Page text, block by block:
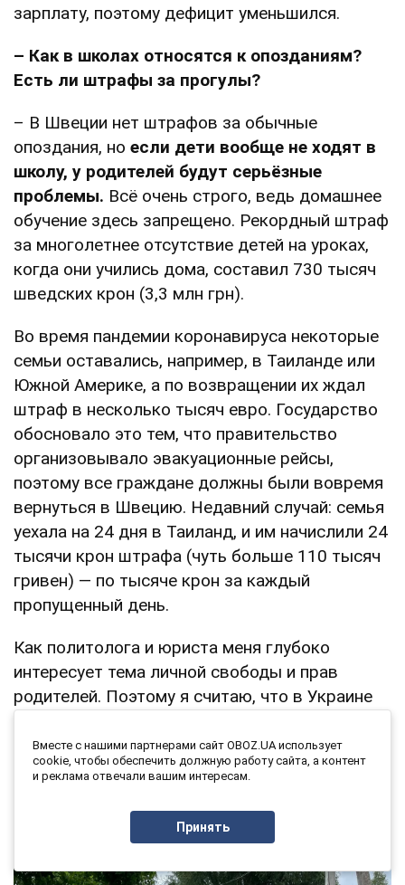
зарплату, поэтому дефицит уменьшился.
– Как в школах относятся к опозданиям?
Есть ли штрафы за прогулы?
– В Швеции нет штрафов за обычные
опоздания, но если дети вообще не ходят в
школу, у родителей будут серьёзные
проблемы. Всё очень строго, ведь домашнее
обучение здесь запрещено. Рекордный штраф
за многолетнее отсутствие детей на уроках,
когда они учились дома, составил 730 тысяч
шведских крон (3,3 млн грн).
Во время пандемии коронавируса некоторые
семьи оставались, например, в Таиланде или
Южной Америке, а по возвращении их ждал
штраф в несколько тысяч евро. Государство
обосновало это тем, что правительство
организовывало эвакуационные рейсы,
поэтому все граждане должны были вовремя
вернуться в Швецию. Недавний случай: семья
уехала на 24 дня в Таиланд, и им начислили 24
тысячи крон штрафа (чуть больше 110 тысяч
гривен) — по тысяче крон за каждый
пропущенный день.
Как политолога и юриста меня глубоко
интересует тема личной свободы и прав
родителей. Поэтому я считаю, что в Украине
обучение там абсолютно легально.
Вместе с нашими партнерами сайт OBOZ.UA использует
cookie, чтобы обеспечить должную работу сайта, а контент
и реклама отвечали вашим интересам.
Принять